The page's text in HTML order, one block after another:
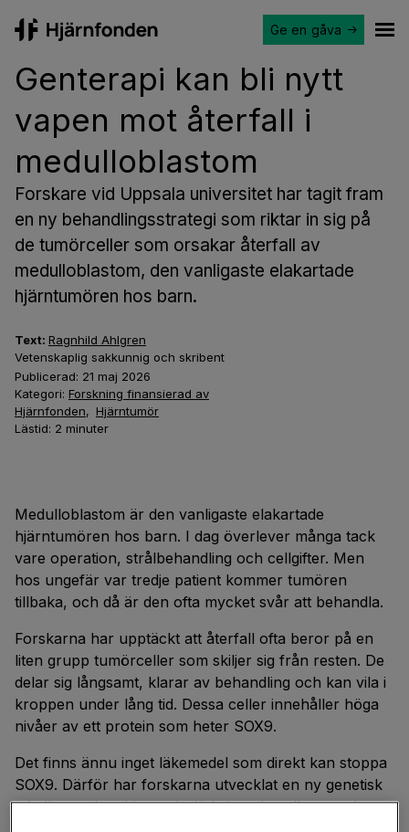
Ge en gåva
Text: Ragnhild Ahlgren
Vetenskaplig sakkunnig och skribent
Publicerad: 21 maj 2026
Kategori: Forskning finansierad av
Hjärnfonden, Hjärntumör
Lästid: 2 minuter
Genterapi kan bli nytt
vapen mot återfall i
medulloblastom
Forskare vid Uppsala universitet har tagit fram
en ny behandlingsstrategi som riktar in sig på
de tumörceller som orsakar återfall av
medulloblastom, den vanligaste elakartade
hjärntumören hos barn.
Medulloblastom är den vanligaste elakartade
hjärntumören hos barn. I dag överlever många tack
vare operation, strålbehandling och cellgifter. Men
hos ungefär var tredje patient kommer tumören
tillbaka, och då är den ofta mycket svår att behandla.
Forskarna har upptäckt att återfall ofta beror på en
liten grupp tumörceller som skiljer sig från resten. De
delar sig långsamt, klarar av behandling och kan vila i
kroppen under lång tid. Dessa celler innehåller höga
nivåer av ett protein som heter SOX9.
Det finns ännu inget läkemedel som direkt kan stoppa
SOX9. Därför har forskarna utvecklat en ny genetisk
teknik som kan hitta och döda just de celler som har